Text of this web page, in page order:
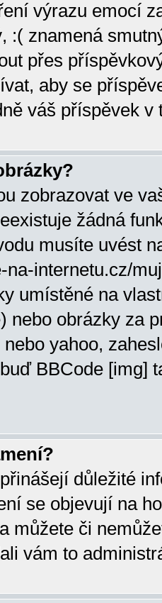
výrazu emocí
:( znamená
přes
aby se
váš příspěvek v
zobrazovat ve
žádná
musíte uvést
na-internetu.cz/
umístěné na
nebo obrázky za
yahoo,
BBCode [img]
důležité
se objevují na
můžete či
vám to